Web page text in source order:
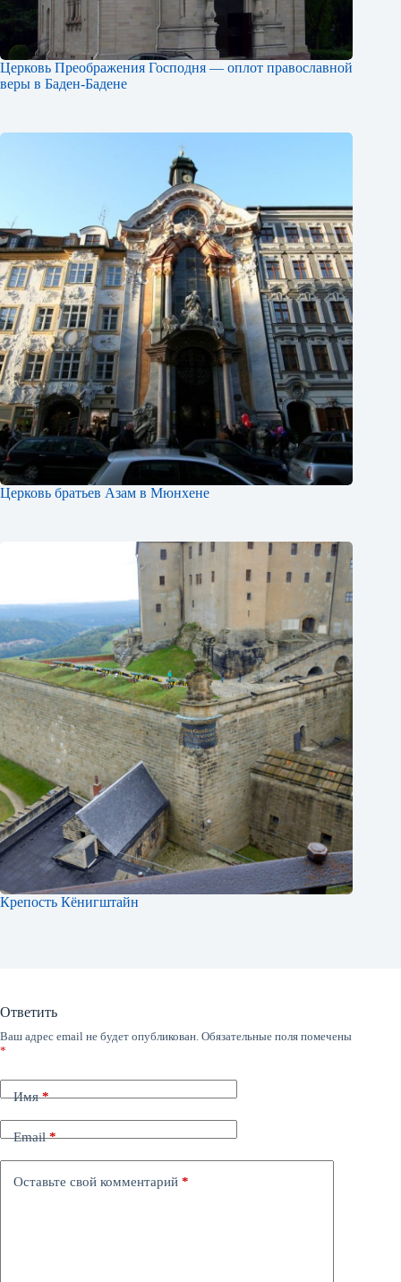
Церковь Преображения Господня — оплот православной
веры в Баден-Бадене
Церковь братьев Азам в Мюнхене
Крепость Кёнигштайн
Ответить
Ваш адрес email не будет опубликован. Обязательные поля помечены
*
Имя*
Email*
Оставьте свой комментарий *